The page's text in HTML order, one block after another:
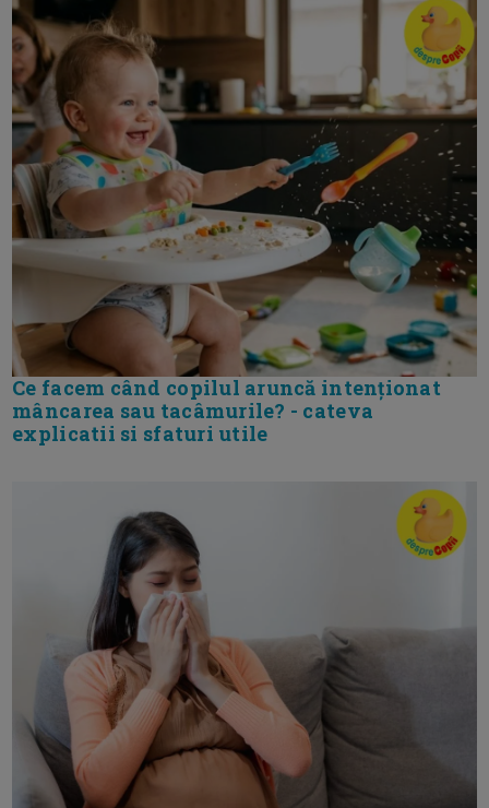
Ce facem când copilul aruncă intenționat
mâncarea sau tacâmurile? - cateva
explicatii si sfaturi utile